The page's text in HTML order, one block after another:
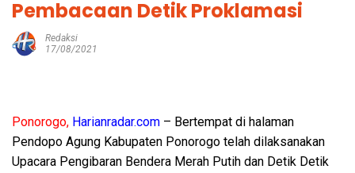
Pembacaan Detik Proklamasi
Redaksi
17/08/2021
Ponorogo, Harianradar.com – Bertempat di halaman
Pendopo Agung Kabupaten Ponorogo telah dilaksanakan
Upacara Pengibaran Bendera Merah Putih dan Detik Detik